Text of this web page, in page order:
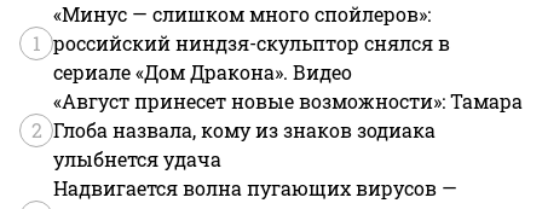
1
«Минус — слишком много спойлеров»:
российский ниндзя-скульптор снялся в
сериале «Дом Дракона». Видео
2
«Август принесет новые возможности»: Тамара
Глоба назвала, кому из знаков зодиака
улыбнется удача
Надвигается волна пугающих вирусов —